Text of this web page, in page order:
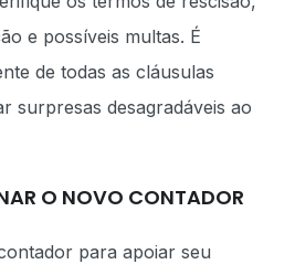
e possíveis multas. É
de todas as cláusulas
surpresas desagradáveis ao
O NOVO CONTADOR
para apoiar seu